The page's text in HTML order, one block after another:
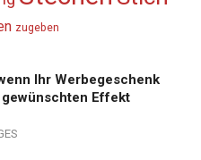
zugeben
Ihr Werbegeschenk
Effekt